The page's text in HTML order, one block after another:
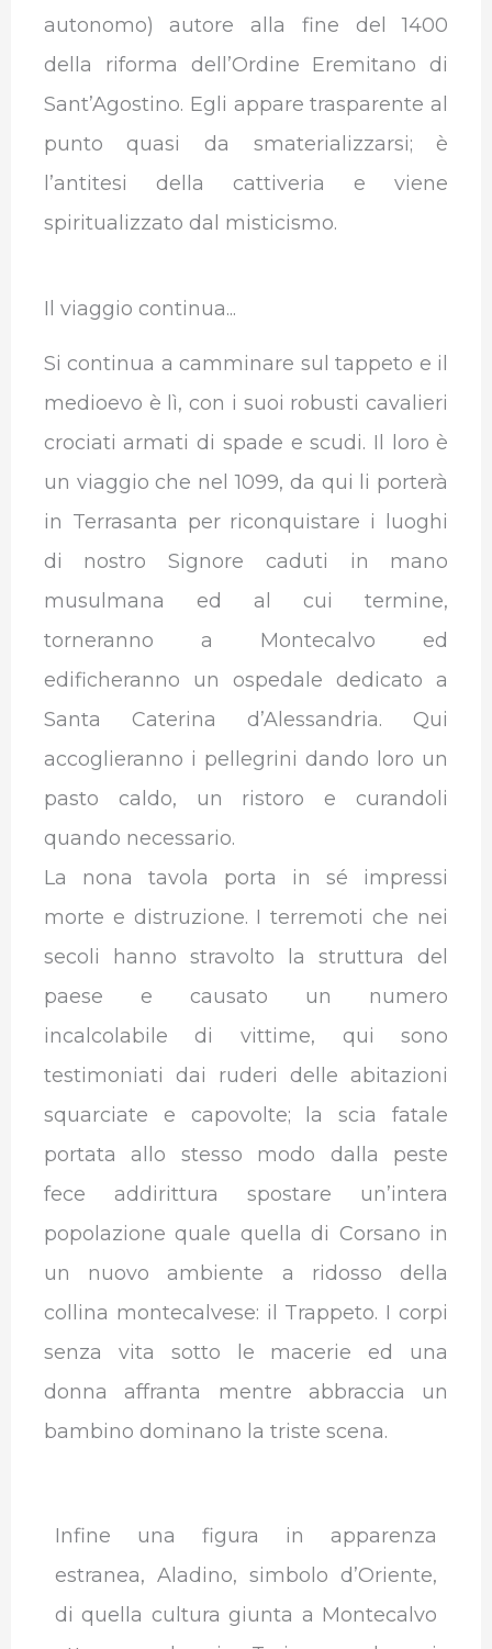
autonomo) autore alla fine del 1400
della riforma dell’Ordine Eremitano di
Sant’Agostino. Egli appare trasparente al
punto quasi da smaterializzarsi; è
l’antitesi della cattiveria e viene
spiritualizzato dal misticismo.
Il viaggio continua...
Si continua a camminare sul tappeto e il
medioevo è lì, con i suoi robusti cavalieri
crociati armati di spade e scudi. Il loro è
un viaggio che nel 1099, da qui li porterà
in Terrasanta per riconquistare i luoghi
di nostro Signore caduti in mano
musulmana ed al cui termine,
torneranno a Montecalvo ed
edificheranno un ospedale dedicato a
Santa Caterina d’Alessandria. Qui
accoglieranno i pellegrini dando loro un
pasto caldo, un ristoro e curandoli
quando necessario.
La nona tavola porta in sé impressi
morte e distruzione. I terremoti che nei
secoli hanno stravolto la struttura del
paese e causato un numero
incalcolabile di vittime, qui sono
testimoniati dai ruderi delle abitazioni
squarciate e capovolte; la scia fatale
portata allo stesso modo dalla peste
fece addirittura spostare un’intera
popolazione quale quella di Corsano in
un nuovo ambiente a ridosso della
collina montecalvese: il Trappeto. I corpi
senza vita sotto le macerie ed una
donna affranta mentre abbraccia un
bambino dominano la triste scena.
Infine una figura in apparenza
estranea, Aladino, simbolo d’Oriente,
di quella cultura giunta a Montecalvo